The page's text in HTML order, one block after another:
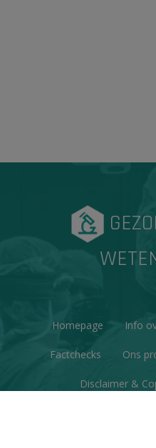
Homepage Info
Factchecks Ons
Disclaimer &